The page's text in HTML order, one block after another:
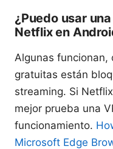
¿Puedo usar
Netflix en
Algunas funcionan,
gratuitas están
streaming. Si
mejor prueba una
funcionamiento.
Microsoft Edge